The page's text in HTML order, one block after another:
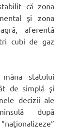
că zona
şi zona
aferentă
cubi de gaz
statului
de simplă şi
decizii ale
după